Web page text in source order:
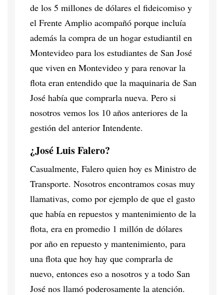
de los 5 millones de dólares el fideicomiso y
el Frente Amplio acompañó porque incluía
además la compra de un hogar estudiantil en
Montevideo para los estudiantes de San José
que viven en Montevideo y para renovar la
flota eran entendido que la maquinaria de San
José había que comprarla nueva. Pero si
nosotros vemos los 10 años anteriores de la
gestión del anterior Intendente.
¿José Luis Falero?
Casualmente, Falero quien hoy es Ministro de
Transporte. Nosotros encontramos cosas muy
llamativas, como por ejemplo de que el gasto
que había en repuestos y mantenimiento de la
flota, era en promedio 1 millón de dólares
por año en repuesto y mantenimiento, para
una flota que hoy hay que comprarla de
nuevo, entonces eso a nosotros y a todo San
José nos llamó poderosamente la atención.